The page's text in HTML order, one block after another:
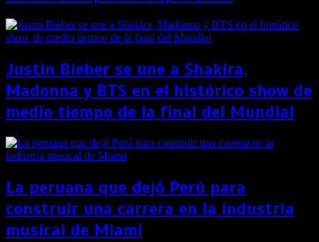
Justin Bieber se une a Shakira,
Madonna y BTS en el histórico show de
medio tiempo de la final del Mundial
La peruana que dejó Perú para
construir una carrera en la industria
musical de Miami